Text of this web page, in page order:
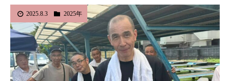
2025.8.3 2025年